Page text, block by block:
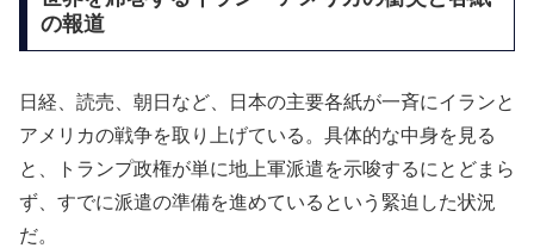
の報道
日経、読売、朝日など、日本の主要各紙が一斉にイランと
アメリカの戦争を取り上げている。具体的な中身を見る
と、トランプ政権が単に地上軍派遣を示唆するにとどまら
ず、すでに派遣の準備を進めているという緊迫した状況
だ。